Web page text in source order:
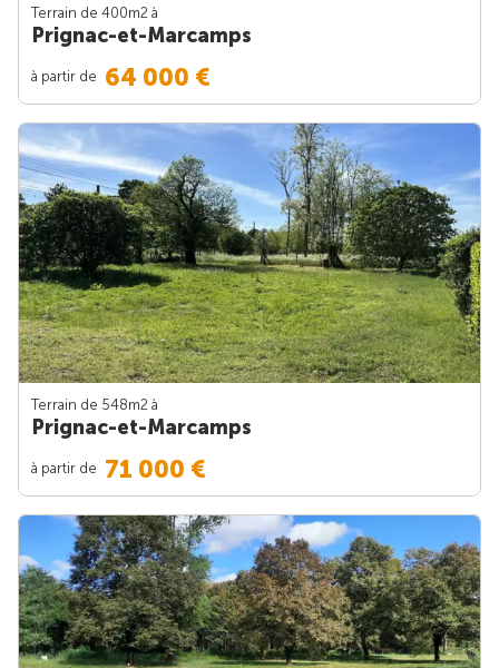
Terrain de 400m2 à
Prignac-et-Marcamps
à partir de 64 000 €
Terrain de 548m2 à
Prignac-et-Marcamps
à partir de 71 000 €